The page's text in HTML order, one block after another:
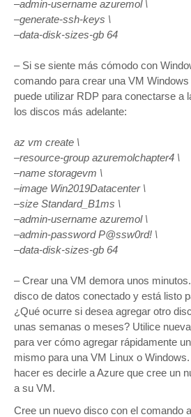
–admin-username azuremol \
–generate-ssh-keys \
–data-disk-sizes-gb 64
– Si se siente más cómodo con
comando para crear una VM
puede utilizar RDP para conectarse a
los discos más adelante:
az vm create \
–resource-group azuremolchapter4 \
–name storagevm \
–image Win2019Datacenter \
–size Standard_B1ms \
–admin-username azuremol \
–admin-password P@ssw0rd! \
–data-disk-sizes-gb 64
– Crear una VM demora unos
disco de datos conectado y está listo
¿Qué ocurre si desea agregar otro
unas semanas o meses? Utilice
para ver cómo agregar rápidamente
mismo para una VM Linux o
hacer es decirle a Azure que cree un
a su VM.
Cree un nuevo disco con el comando